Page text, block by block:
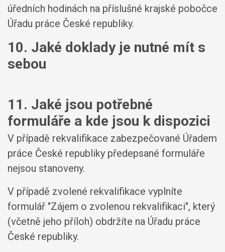
úředních hodinách na příslušné krajské pobočce
Úřadu práce České republiky.
10. Jaké doklady je nutné mít s
sebou
11. Jaké jsou potřebné
formuláře a kde jsou k dispozici
V případě rekvalifikace zabezpečované Úřadem
práce České republiky předepsané formuláře
nejsou stanoveny.
V případě zvolené rekvalifikace vyplníte
formulář "Zájem o zvolenou rekvalifikaci", který
(včetně jeho příloh) obdržíte na Úřadu práce
České republiky.